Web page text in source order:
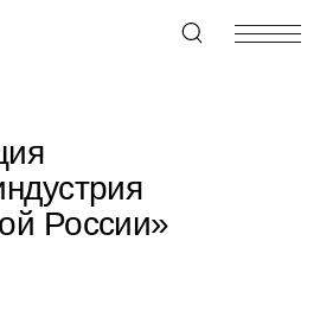
+7 (495) 967-80-80
России»